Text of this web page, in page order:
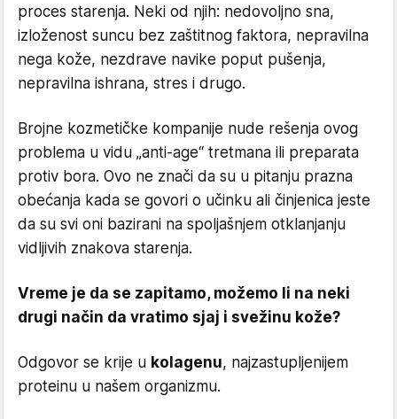
proces starenja. Neki od njih: nedovoljno sna,
izloženost suncu bez zaštitnog faktora, nepravilna
nega kože, nezdrave navike poput pušenja,
nepravilna ishrana, stres i drugo.
Brojne kozmetičke kompanije nude rešenja ovog
problema u vidu „anti-age“ tretmana ili preparata
protiv bora. Ovo ne znači da su u pitanju prazna
obećanja kada se govori o učinku ali činjenica jeste
da su svi oni bazirani na spoljašnjem otklanjanju
vidljivih znakova starenja.
Vreme je da se zapitamo, možemo li na neki
drugi način da vratimo sjaj i svežinu kože?
Odgovor se krije u kolagenu, najzastupljenijem
proteinu u našem organizmu.